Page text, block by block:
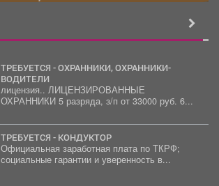
ТРЕБУЕТСЯ - ОХРАННИКИ, ОХРАННИКИ-
ВОДИТЕЛИ
лицензия.. ЛИЦЕНЗИРОВАННЫЕ
ОХРАННИКИ 5 разряда, з/п от 33000 руб. 6...
ТРЕБУЕТСЯ - КОНДУКТОР
Официальная заработная плата по ТКРФ;
социальные гарантии и уверенность в...